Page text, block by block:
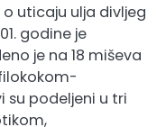
uticaju ulja divljeg
godine je
je na 18 miševa
su podeljeni u tri